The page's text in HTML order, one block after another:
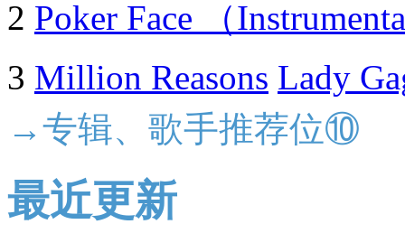
2 Poker Face （
3 Million Reasons Lady
→专辑、歌手推荐位⑩
最近更新